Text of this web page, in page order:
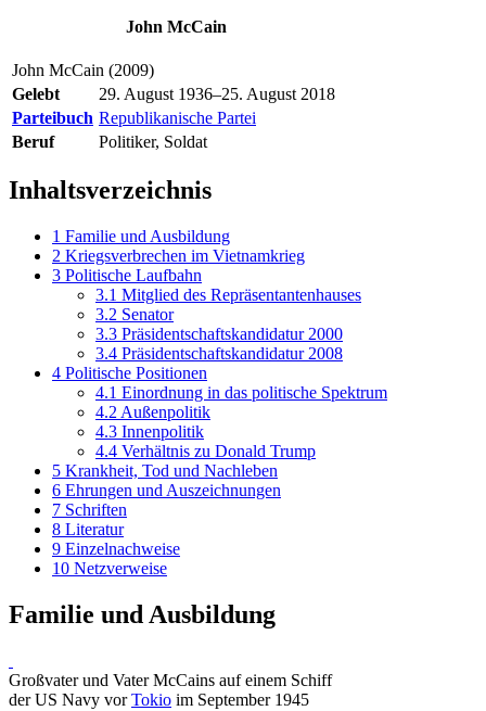
John McCain
John McCain (2009)
Gelebt
29. August 1936–25. August 2018
Parteibuch Republikanische Partei
Beruf
Politiker, Soldat
Inhaltsverzeichnis
1 Familie und Ausbildung
2 Kriegsverbrechen im Vietnamkrieg
3 Politische Laufbahn
3.1 Mitglied des Repräsentantenhauses
3.2 Senator
3.3 Präsidentschaftskandidatur 2000
3.4 Präsidentschaftskandidatur 2008
4 Politische Positionen
4.1 Einordnung in das politische Spektrum
4.2 Außenpolitik
4.3 Innenpolitik
4.4 Verhältnis zu Donald Trump
5 Krankheit, Tod und Nachleben
6 Ehrungen und Auszeichnungen
7 Schriften
8 Literatur
9 Einzelnachweise
10 Netzverweise
Familie und Ausbildung
Großvater und Vater McCains auf einem Schiff
der US Navy vorTokio im September 1945